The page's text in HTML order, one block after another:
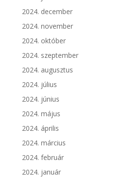
2024. december
2024. november
2024. október
2024. szeptember
2024. augusztus
2024. július
2024. június
2024. május
2024. április
2024. március
2024. február
2024. január